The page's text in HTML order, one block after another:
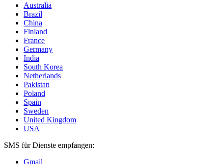
Australia
Brazil
China
Finland
France
Germany
India
South Korea
Netherlands
Pakistan
Poland
Spain
Sweden
United Kingdom
USA
SMS für Dienste empfangen:
Gmail